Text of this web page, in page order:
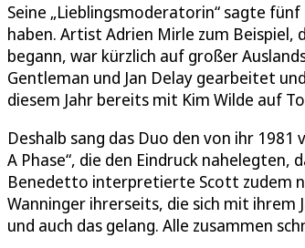
Seine „Lieblingsmoderatorin“ sagte
haben. Artist Adrien Mirle zum
begann, war kürzlich auf großer
Gentleman und Jan Delay gearbeitet
diesem Jahr bereits mit Kim Wilde auf
Deshalb sang das Duo den von ihr
A Phase“, die den Eindruck
Benedetto interpretierte Scott zudem
Wanninger ihrerseits, die sich mit ihrem
und auch das gelang. Alle zusammen